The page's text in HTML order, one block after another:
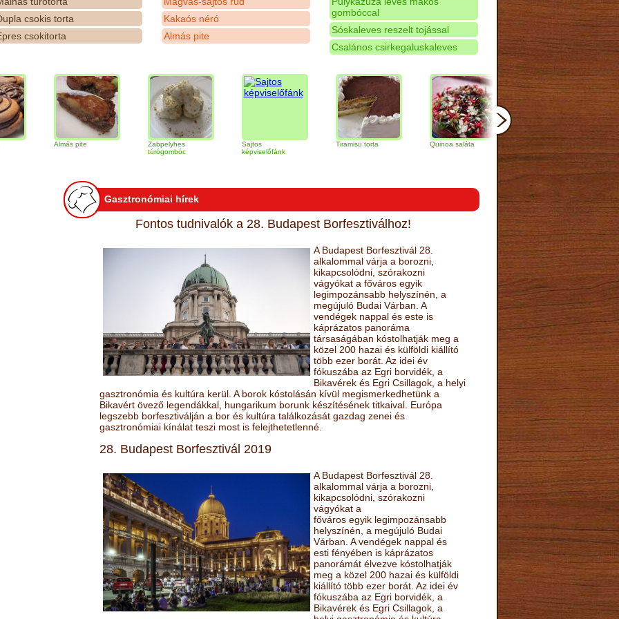
csokis torta
csokitorta
Kakaós néró
Almás pite
gombóccal
Sóskaleves reszelt tojással
Csalános csirkegaluskaleves
Zabpelyhes
túrógombóc
képviselőfánk
Tiramisu torta Quinoa saláta Mandulás kifli
narancs
Gasztronómiai hírek
Fontos tudnivalók a 28. Budapest Borfesztiválhoz!
A Budapest Borfesztivál 28.
alkalommal várja a borozni,
kikapcsolódni, szórakozni
vágyókat a főváros egyik
legimpozánsabb helyszínén, a
megújuló Budai Várban. A
vendégek nappal és este is
káprázatos panoráma
társaságában kóstolhatják meg a
közel 200 hazai és külföldi kiállító
több ezer borát. Az idei év
fókuszába az Egri borvidék, a
Bikavérek és Egri Csillagok, a helyi
gasztronómia és kultúra kerül. A borok kóstolásán kívül megismerkedhetünk a
Bikavért övező legendákkal, hungarikum borunk készítésének titkaival. Európa
legszebb borfesztiválján a bor és kultúra találkozását gazdag zenei és
gasztronómiai kínálat teszi most is felejthetetlenné.
28. Budapest Borfesztivál 2019
A Budapest Borfesztivál 28.
alkalommal várja a borozni,
kikapcsolódni, szórakozni
vágyókat a
főváros egyik legimpozánsabb
helyszínén, a megújuló Budai
Várban. A vendégek nappal és
esti fényében is káprázatos
panorámát élvezve kóstolhatják
meg a közel 200 hazai és külföldi
kiállító több ezer borát. Az idei év
fókuszába az Egri borvidék, a
Bikavérek és Egri Csillagok, a